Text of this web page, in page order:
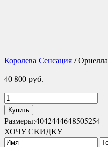
Королева Сенсация/ Орнелла
40 800 руб.
Количество
товара
Орнелла
Купить
Размеры:4042444648505254
ХОЧУ СКИДКУ